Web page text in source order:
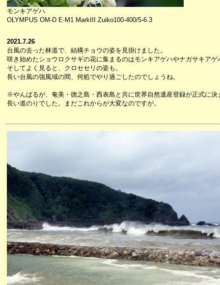
モンキアゲハ
OLYMPUS OM-D E-M1 MarkIII Zuiko100-400/5-6.3
2021.7.26
台風の去った林道で、結構チョウの姿を見掛けました。
咲き始めたショウロクサギの花に集まるのはモンキアゲハやナガサキアゲ
そしてよく見ると、クロセセリの姿も。
長い台風の強風域の間、何処でやり過ごしたのでしょうね。
※やんばるが、奄美・徳之島・西表島と共に世界自然遺産登録が正式に決
長い道のりでした。まだこれからが大変なのですが。